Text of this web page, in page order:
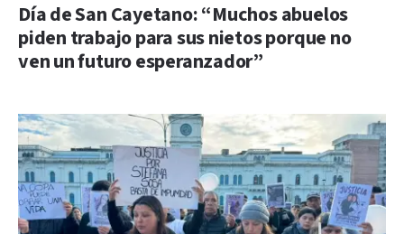
Día de San Cayetano: “Muchos abuelos
piden trabajo para sus nietos porque no
ven un futuro esperanzador”